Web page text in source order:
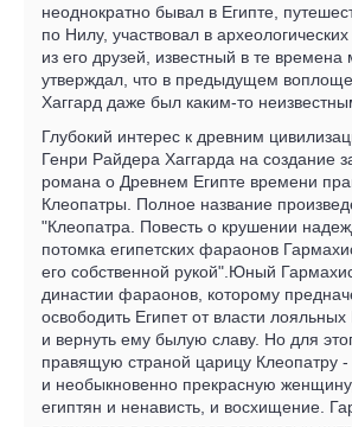
неоднократно бывал в Египте,
по Нилу, участвовал в
из его друзей, известный в те времена
утверждал, что в предыдущем
Хаггард даже был каким-то
Глубокий интерес к древним
Генри Райдера Хаггарда на создание
романа о Древнем Египте времени
Клеопатры. Полное название
"Клеопатра. Повесть о крушении
потомка египетских фараонов
его собственной рукой".Юный
династии фараонов, которому
освободить Египет от власти
и вернуть ему былую славу. Но для
правящую страной царицу Клеопатру
и необыкновенно прекрасную
египтян и ненависть, и восхищение.